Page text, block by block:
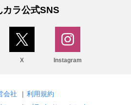
カラ公式SNS
X Instagram
会社 | 利用規約